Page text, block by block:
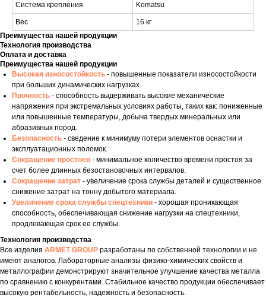
Система крепления Komatsu
Вес
16 кг
Преимущества нашей продукции
Технология производства
Оплата и доставка
Преимущества нашей продукции
Высокая износостойкость - повышенные показатели износостойкости
при больших динамических нагрузках.
Прочность - способность выдерживать высокие механические
напряжения при экстремальных условиях работы, таких как: пониженные
или повышенные температуры, добыча твердых минеральных или
абразивных пород.
Безопасность - сведение к минимуму потери элементов оснастки и
эксплуатационных поломок.
Сокращение простоев - минимальное количество времени простоя за
счет более длинных безостановочных интервалов.
Сокращение затрат - увеличение срока службы деталей и существенное
снижение затрат на тонну добытого материала.
Увеличение срока службы спецтехники - хорошая проникающая
способность, обеспечивающая снижение нагрузки на спецтехники,
продлевающая срок ее службы.
Технология производства
Все изделия ARMET GROUP разработаны по собственной технологии и не
имеют аналогов. Лабораторные анализы физико-химических свойств и
металлографии демонстрируют значительное улучшение качества металла
по сравнению с конкурентами. Стабильное качество продукции обеспечивает
высокую рентабельность, надежность и безопасность.